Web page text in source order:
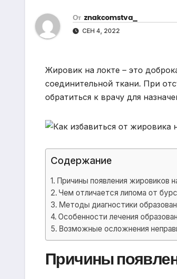
От znakcomstva_
СЕН 4, 2022
Жировик на локте – это
соединительной ткани. При
обратиться к врачу для
Содержание
Причины появления жировиков
Чем отличается липома от
Методы диагностики
Особенности лечения
Возможные осложнения
Причины